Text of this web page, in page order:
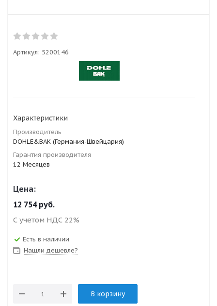
Артикул: 5200146
Характеристики
Производитель
DOHLE&BAK (Германия-Швейцария)
Гарантия производителя
12 Месяцев
Цена:
12 754руб.
С учетом НДС 22%
Есть в наличии
Нашли дешевле?
В корзину